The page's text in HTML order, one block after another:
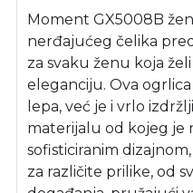
Moment GX5008B
nerđajućeg čelika
za svaku ženu koja
eleganciju. Ova
lepa, već je i vrlo
materijalu od kojeg je
sofisticiranim
za različite prilike, od